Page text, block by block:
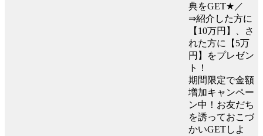
典をGET★／
⇒紹介した方に
【10万円】、さ
れた方に【5万
円】をプレゼン
ト！
期間限定で金額
増加キャンペー
ン中！お友だち
を誘っておこづ
かいGETしよ